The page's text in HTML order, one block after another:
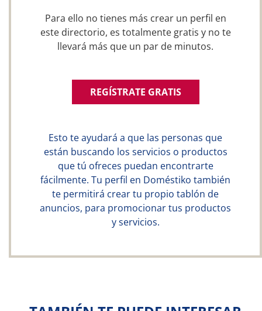
Para ello no tienes más crear un perfil en
este directorio, es totalmente gratis y no te
llevará más que un par de minutos.
REGÍSTRATE GRATIS
Esto te ayudará a que las personas que
están buscando los servicios o productos
que tú ofreces puedan encontrarte
fácilmente. Tu perfil en Doméstiko también
te permitirá crear tu propio tablón de
anuncios, para promocionar tus productos
y servicios.